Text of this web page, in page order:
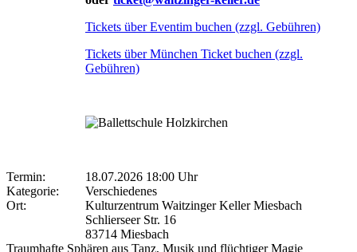
Tickets über Eventim buchen (zzgl. Gebühren)
Tickets über München Ticket buchen (zzgl.
Gebühren)
Termin:
18.07.2026 18:00 Uhr
Kategorie:
Verschiedenes
Ort:
Kulturzentrum Waitzinger Keller Miesbach
Schlierseer Str. 16
83714 Miesbach
Traumhafte Sphären aus Tanz, Musik und flüchtiger Magie